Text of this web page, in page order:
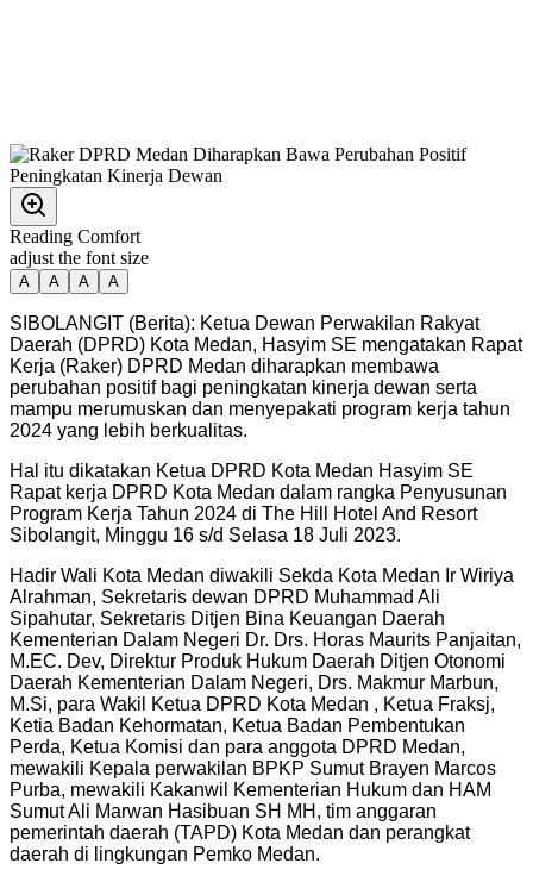
Reading Comfort
adjust the font size
A A A A
SIBOLANGIT (Berita): Ketua Dewan Perwakilan Rakyat
Daerah (DPRD) Kota Medan, Hasyim SE mengatakan Rapat
Kerja (Raker) DPRD Medan diharapkan membawa
perubahan positif bagi peningkatan kinerja dewan serta
mampu merumuskan dan menyepakati program kerja tahun
2024 yang lebih berkualitas.
Hal itu dikatakan Ketua DPRD Kota Medan Hasyim SE
Rapat kerja DPRD Kota Medan dalam rangka Penyusunan
Program Kerja Tahun 2024 di The Hill Hotel And Resort
Sibolangit, Minggu 16 s/d Selasa 18 Juli 2023.
Hadir Wali Kota Medan diwakili Sekda Kota Medan Ir Wiriya
Alrahman, Sekretaris dewan DPRD Muhammad Ali
Sipahutar, Sekretaris Ditjen Bina Keuangan Daerah
Kementerian Dalam Negeri Dr. Drs. Horas Maurits Panjaitan,
M.EC. Dev, Direktur Produk Hukum Daerah Ditjen Otonomi
Daerah Kementerian Dalam Negeri, Drs. Makmur Marbun,
M.Si, para Wakil Ketua DPRD Kota Medan , Ketua Fraksj,
Ketia Badan Kehormatan, Ketua Badan Pembentukan
Perda, Ketua Komisi dan para anggota DPRD Medan,
mewakili Kepala perwakilan BPKP Sumut Brayen Marcos
Purba, mewakili Kakanwil Kementerian Hukum dan HAM
Sumut Ali Marwan Hasibuan SH MH, tim anggaran
pemerintah daerah (TAPD) Kota Medan dan perangkat
daerah di lingkungan Pemko Medan.